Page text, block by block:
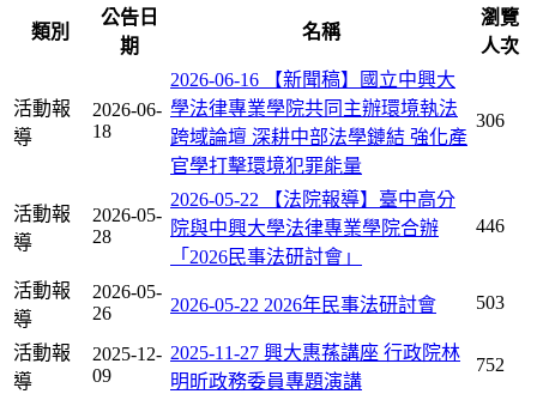
類別
公告日
期
名稱
瀏覽
人次
活動報
導
2026-06-
18
2026-06-16 【新聞稿】國立中興大
學法律專業學院共同主辦環境執法
跨域論壇 深耕中部法學鏈結 強化產
官學打擊環境犯罪能量
306
活動報
導
2026-05-
28
2026-05-22 【法院報導】臺中高分
院與中興大學法律專業學院合辦
「2026民事法研討會」
446
活動報
導
2026-05-
26
2026-05-22 2026年民事法研討會 503
活動報
導
2025-12-
09
2025-11-27 興大惠蓀講座 行政院林
明昕政務委員專題演講
752